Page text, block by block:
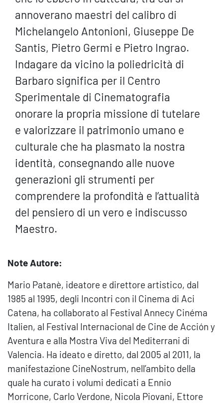
annoverano maestri del calibro di
Michelangelo Antonioni, Giuseppe De
Santis, Pietro Germi e Pietro Ingrao.
Indagare da vicino la poliedricità di
Barbaro significa per il Centro
Sperimentale di Cinematografia
onorare la propria missione di tutelare
e valorizzare il patrimonio umano e
culturale che ha plasmato la nostra
identità, consegnando alle nuove
generazioni gli strumenti per
comprendere la profondità e l’attualità
del pensiero di un vero e indiscusso
Maestro.
Note Autore:
Mario Patanè, ideatore e direttore artistico, dal
1985 al 1995, degli Incontri con il Cinema di Aci
Catena, ha collaborato al Festival Annecy Cinéma
Italien, al Festival Internacional de Cine de Acción y
Aventura e alla Mostra Viva del Mediterrani di
Valencia. Ha ideato e diretto, dal 2005 al 2011, la
manifestazione CineNostrum, nell’ambito della
quale ha curato i volumi dedicati a Ennio
Morricone, Carlo Verdone, Nicola Piovani, Ettore